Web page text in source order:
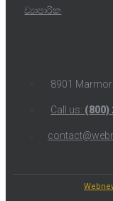
ව්‍යාපාරික
8901
Call us: (800)